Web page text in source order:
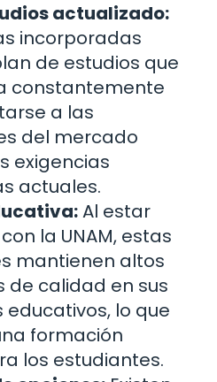
actualizado:
incorporadas
de estudios que
constantemente
a las
del mercado
exigencias
actuales.
Al estar
la UNAM, estas
mantienen altos
de calidad en sus
lo que
formación
los estudiantes.